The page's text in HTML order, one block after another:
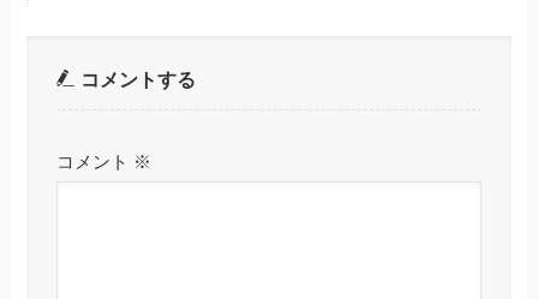
コメントする
コメント ※